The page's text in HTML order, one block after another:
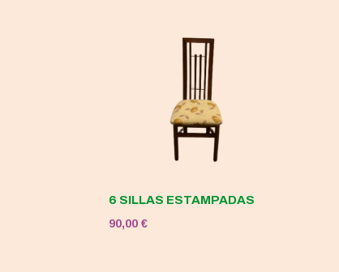
6 SILLAS ESTAMPADAS
90,00€